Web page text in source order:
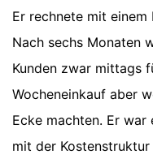
Er rechnete mit
Nach sechs Monaten
Kunden zwar mittags
Wocheneinkauf aber
Ecke machten. Er war
mit der